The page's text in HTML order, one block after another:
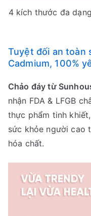
4 kích thước đa
Tuyệt đối an toàn
Cadmium, 100%
Chảo đáy từ
nhận FDA & LFGB
thực phẩm tinh
sức khỏe người cao
hóa chất.